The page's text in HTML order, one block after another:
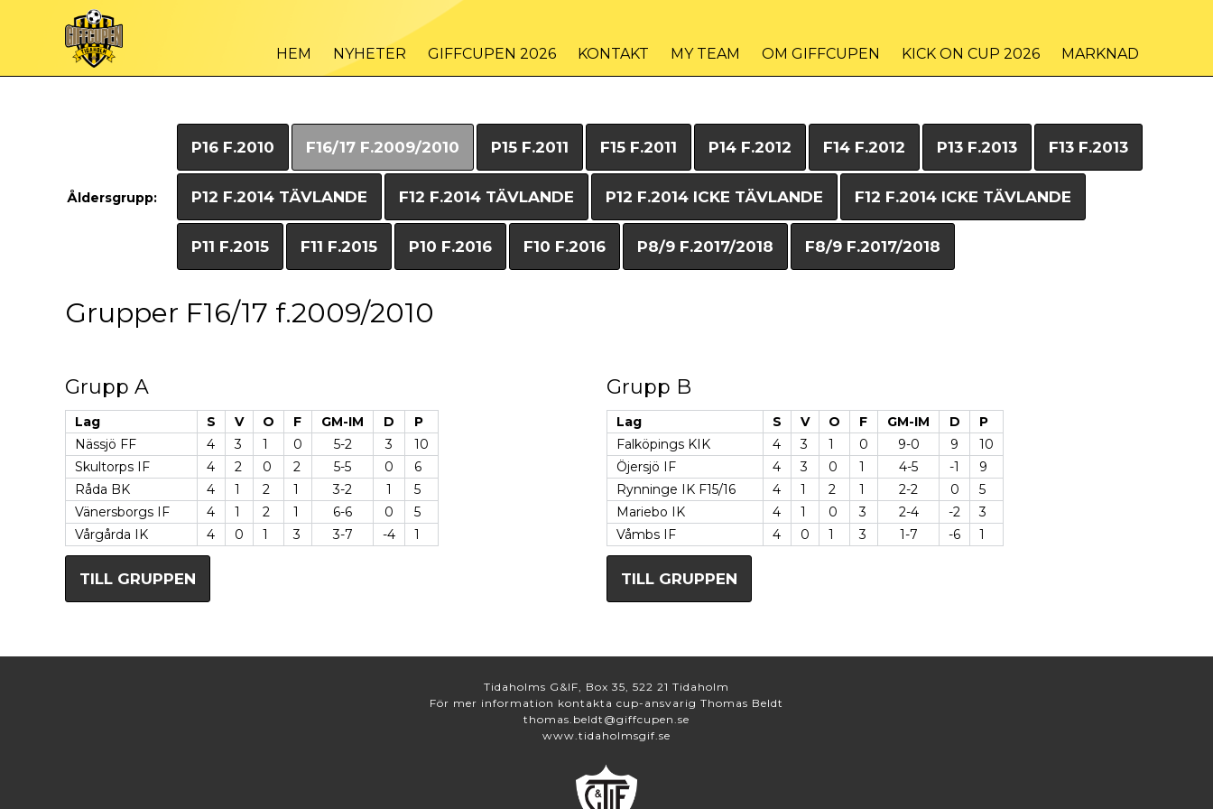
HEM NYHETER GIFFCUPEN 2026 KONTAKT MY TEAM OM GIFFCUPEN KICK ON CUP 2026 MARKNAD
Åldersgrupp:
P16 F.2010 F16/17 F.2009/2010 P15 F.2011 F15 F.2011 P14 F.2012 F14 F.2012 P13 F.2013 F13 F.2013
P12 F.2014 TÄVLANDE F12 F.2014 TÄVLANDE P12 F.2014 ICKE TÄVLANDE F12 F.2014 ICKE TÄVLANDE
P11 F.2015 F11 F.2015 P10 F.2016 F10 F.2016 P8/9 F.2017/2018 F8/9 F.2017/2018
Grupper F16/17 f.2009/2010
Grupp A
Lag S V O F GM-IM D
P
Nässjö FF
4 3 1 0 5-2 3
10
Skultorps IF
4 2 0 2 5-5 0
6
Råda BK
4 1 2 1 3-2 1
5
Vänersborgs IF
4 1 2 1 6-6 0
5
Vårgårda IK
4 0 1 3 3-7 -4 1
TILL GRUPPEN
Grupp B
Lag S V O F GM-IM D
P
Falköpings KIK
4 3 1 0 9-0 9
10
Öjersjö IF
4 3 0 1 4-5 -1
9
Rynninge IK F15/16
4 1 2 1 2-2 0
5
Mariebo IK
4 1 0 3 2-4 -2
3
Våmbs IF
4 0 1 3 1-7 -6 1
TILL GRUPPEN
Tidaholms G&IF, Box 35, 522 21 Tidaholm
För mer information kontakta cup-ansvarig Thomas Beldt
thomas.beldt@giffcupen.se
www.tidaholmsgif.se